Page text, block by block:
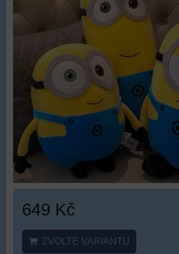
649 Kč
ZVOLTE VARIANTU